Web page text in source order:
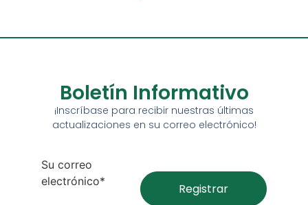
Boletín Informativo
¡Inscríbase para recibir nuestras últimas
actualizaciones en su correo electrónico!
Su correo
electrónico*